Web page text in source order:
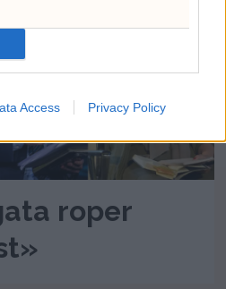
Access Privacy Policy
roper